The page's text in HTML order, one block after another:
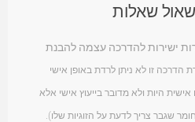
שאלות
ישירות להדרכה עצמה להבנת
הדרכה זו לא ניתן לרדת באופן אישי
היות ולא מדובר בייעוץ אישי אלא
שגבר צריך לדעת על הזוגיות שלו).